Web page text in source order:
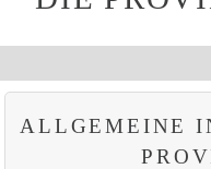
ALLGEMEINE